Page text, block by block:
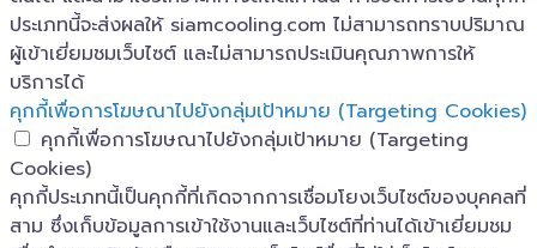
ประเภทนี้จะส่งผลให้ siamcooling.com ไม่สามารถทราบปริมาณ
ผู้เข้าเยี่ยมชมเว็บไซต์ และไม่สามารถประเมินคุณภาพการให้
บริการได้
คุกกี้เพื่อการโฆษณาไปยังกลุ่มเป้าหมาย (Targeting Cookies)
คุกกี้เพื่อการโฆษณาไปยังกลุ่มเป้าหมาย (Targeting
Cookies)
คุกกี้ประเภทนี้เป็นคุกกี้ที่เกิดจากการเชื่อมโยงเว็บไซต์ของบุคคลที่
สาม ซึ่งเก็บข้อมูลการเข้าใช้งานและเว็บไซต์ที่ท่านได้เข้าเยี่ยมชม